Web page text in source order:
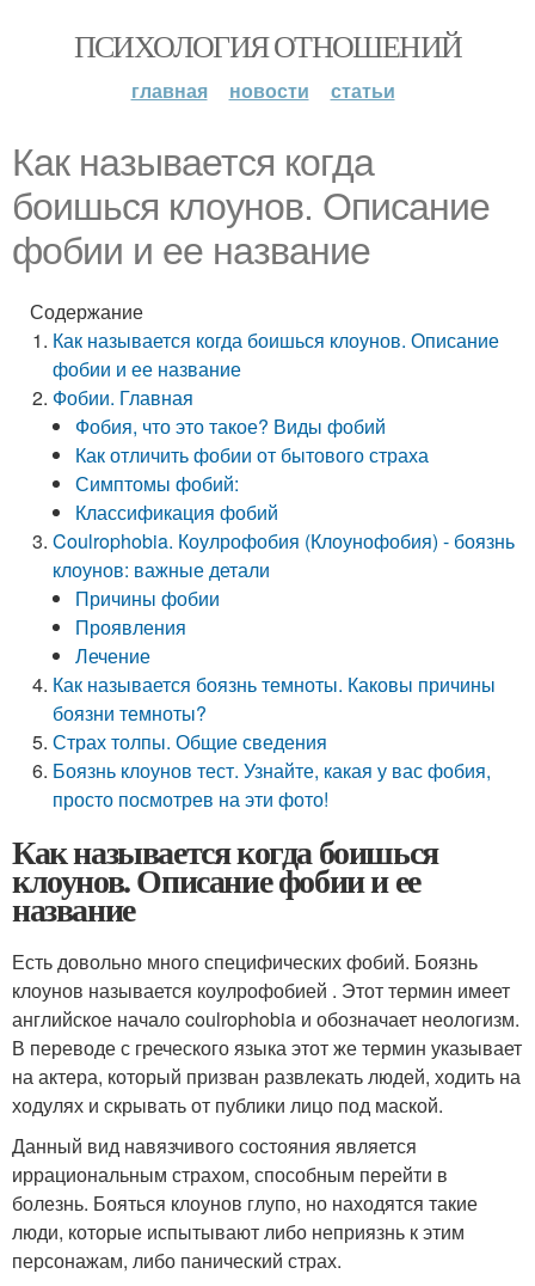
ПСИХОЛОГИЯ ОТНОШЕНИЙ
главная новости статьи
Как называется когда
боишься клоунов. Описание
фобии и ее название
Содержание
Как называется когда боишься клоунов. Описание
фобии и ее название
Фобии. Главная
Фобия, что это такое? Виды фобий
Как отличить фобии от бытового страха
Симптомы фобий:
Классификация фобий
Coulrophobia. Коулрофобия (Клоунофобия) - боязнь
клоунов: важные детали
Причины фобии
Проявления
Лечение
Как называется боязнь темноты. Каковы причины
боязни темноты?
Страх толпы. Общие сведения
Боязнь клоунов тест. Узнайте, какая у вас фобия,
просто посмотрев на эти фото!
Как называется когда боишься
клоунов. Описание фобии и ее
название
Есть довольно много специфических фобий. Боязнь
клоунов называется коулрофобией . Этот термин имеет
английское начало coulrophobia и обозначает неологизм.
В переводе с греческого языка этот же термин указывает
на актера, который призван развлекать людей, ходить на
ходулях и скрывать от публики лицо под маской.
Данный вид навязчивого состояния является
иррациональным страхом, способным перейти в
болезнь. Бояться клоунов глупо, но находятся такие
люди, которые испытывают либо неприязнь к этим
персонажам, либо панический страх.